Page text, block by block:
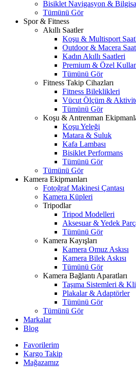
Bisiklet Navigasyon &
Tümünü Gör
Spor & Fitness
Akıllı Saatler
Koşu & Multisport
Outdoor & Macera
Kadın Akıllı Saatleri
Premium & Özel
Tümünü Gör
Fitness Takip Cihazları
Fitness Bileklikleri
Vücut Ölçüm &
Tümünü Gör
Koşu & Antrenman
Koşu Yeleği
Matara & Suluk
Kafa Lambası
Bisiklet Performans
Tümünü Gör
Tümünü Gör
Kamera Ekipmanları
Fotoğraf Makinesi Çantası
Kamera Küpleri
Tripodlar
Tripod Modelleri
Aksesuar & Yedek
Tümünü Gör
Kamera Kayışları
Kamera Omuz Askısı
Kamera Bilek Askısı
Tümünü Gör
Kamera Bağlantı Aparatları
Taşıma Sistemleri &
Plakalar & Adaptörler
Tümünü Gör
Tümünü Gör
Markalar
Blog
Favorilerim
Kargo Takip
Mağazamız